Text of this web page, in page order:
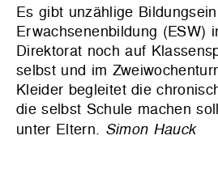
Es gibt unzählige
Erwachsenenbildung (ESW)
Direktorat noch auf
selbst und im
Kleider begleitet die
die selbst Schule machen
unter Eltern. Simon Hauck